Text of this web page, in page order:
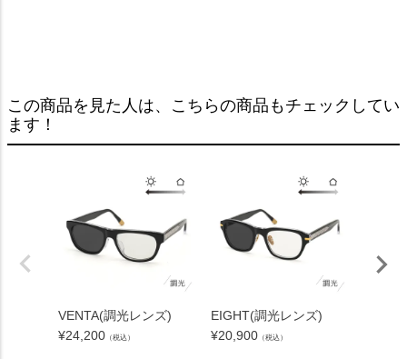
この商品を見た人は、こちらの商品もチェックしてい
ます！
VENTA(調光レンズ)
¥24,200 （税込）
EIGHT(調光レンズ)
¥20,900 （税込）